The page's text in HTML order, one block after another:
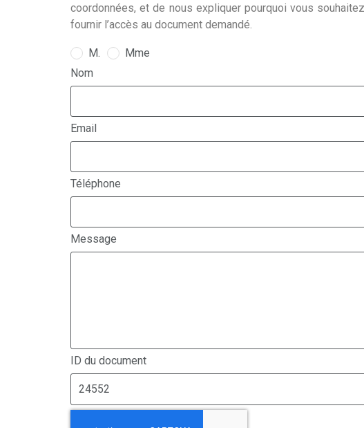
coordonnées, et de nous expliquer pourquoi vous
fournir l’accès au document demandé.
M.
Mme
Nom
Email
Téléphone
Message
ID du document